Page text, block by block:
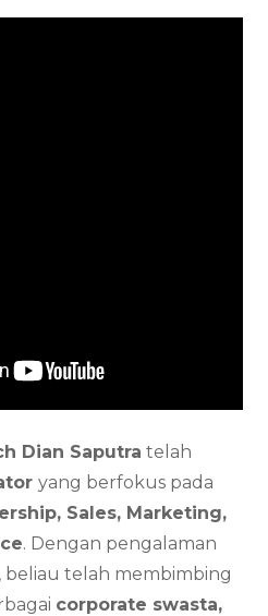
Dian Saputra telah
yang berfokus pada
Sales, Marketing,
. Dengan pengalaman
beliau telah membimbing
corporate swasta,